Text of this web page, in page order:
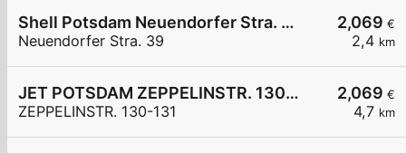
2,069 €
2,4 km
Shell Potsdam Neuendorfer Stra. 39
Neuendorfer Stra. 39
2,069 €
4,7 km
JET POTSDAM ZEPPELINSTR. 130-131
ZEPPELINSTR. 130-131